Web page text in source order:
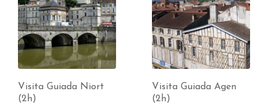
Visita Guiada Niort
(2h)
Visita Guiada Agen
(2h)